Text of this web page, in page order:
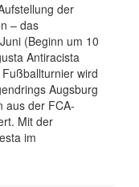
der
– das
(Beginn um 10
Antiracista
wird
Augsburg
aus der FCA-
Mit der
im